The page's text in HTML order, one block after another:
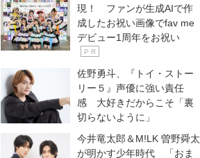
現！ ファンが生成AIで作
成したお祝い画像でfav me
デビュー1周年をお祝い
P R
佐野勇斗、『トイ・ストー
リー５』声優に強い責任
感 大好きだからこそ「裏
切らないように」
今井竜太郎＆M!LK 曽野舜太
が明かす少年時代 「おま